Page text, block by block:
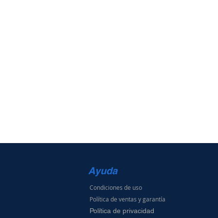
Ayuda
Condiciones de uso
Política de ventas y garantía
Política de privacidad